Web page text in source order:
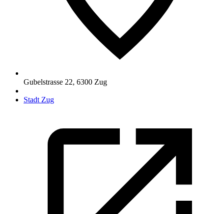
Gubelstrasse 22, 6300 Zug
Stadt Zug